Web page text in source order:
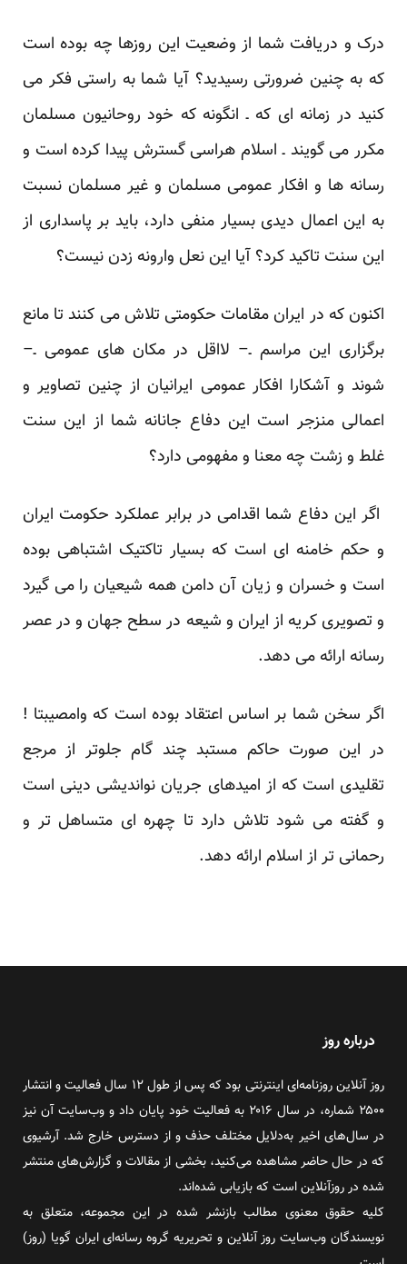
درک و دریافت شما از وضعیت این روزها چه بوده است
که به چنین ضرورتی رسیدید؟ آیا شما به راستی فکر می
کنید در زمانه ای که ـ انگونه که خود روحانیون مسلمان
مکرر می گویند ـ اسلام هراسی گسترش پیدا کرده است و
رسانه ها و افکار عمومی مسلمان و غیر مسلمان نسبت
به این اعمال دیدی بسیار منفی دارد، باید بر پاسداری از
این سنت تاکید کرد؟ آیا این نعل وارونه زدن نیست؟
اکنون که در ایران مقامات حکومتی تلاش می کنند تا مانع
برگزاری این مراسم ـ– لااقل در مکان های عمومی ـ–
شوند و آشکارا افکار عمومی ایرانیان از چنین تصاویر و
اعمالی منزجر است این دفاع جانانه شما از این سنت
غلط و زشت چه معنا و مفهومی دارد؟
اگر این دفاع شما اقدامی در برابر عملکرد حکومت ایران
و حکم خامنه ای است که بسیار تاکتیک اشتباهی بوده
است و خسران و زیان آن دامن همه شیعیان را می گیرد
و تصویری کریه از ایران و شیعه در سطح جهان و در عصر
رسانه ارائه می دهد.
اگر سخن شما بر اساس اعتقاد بوده است که وامصیبتا !
در این صورت حاکم مستبد چند گام جلوتر از مرجع
تقلیدی است که از امیدهای جریان نواندیشی دینی است
و گفته می شود تلاش دارد تا چهره ای متساهل تر و
رحمانی تر از اسلام ارائه دهد.
درباره روز
روز آنلاین روزنامه‌ای اینترنتی بود که پس از طول ۱۲ سال فعالیت و انتشار
۲۵۰۰ شماره، در سال ۲۰۱۶ به فعالیت خود پایان داد و وب‌سایت آن نیز
در سال‌های اخیر به‌دلایل مختلف حذف و از دسترس خارج شد. آرشیوی
که در حال حاضر مشاهده می‌کنید، بخشی از مقالات و گزارش‌های منتشر
شده در روزآنلاین است که بازیابی شده‌اند.
کلیه حقوق معنوی مطالب بازنشر شده در این مجموعه، متعلق به
نویسندگان وب‌سایت روز آنلاین و تحریریه گروه رسانه‌ای ایران گویا (روز)